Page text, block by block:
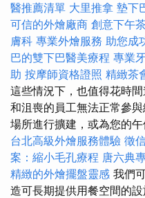
醫推薦清單 大里推拿 墊下
可信的外燴廠商 創意下午
膚科 專業外燴服務 助您成
巴的雙下巴醫美療程 專業
助 按摩師資格證照 精緻茶
這些情況下，也值得花時
和沮喪的員工無法正常參
場所進行擴建，或為您的
台北高級外燴服務體驗 徵
案：縮小毛孔療程 唐六典
精緻的外燴擺盤靈感 我們
造可長期提供用餐空間的設